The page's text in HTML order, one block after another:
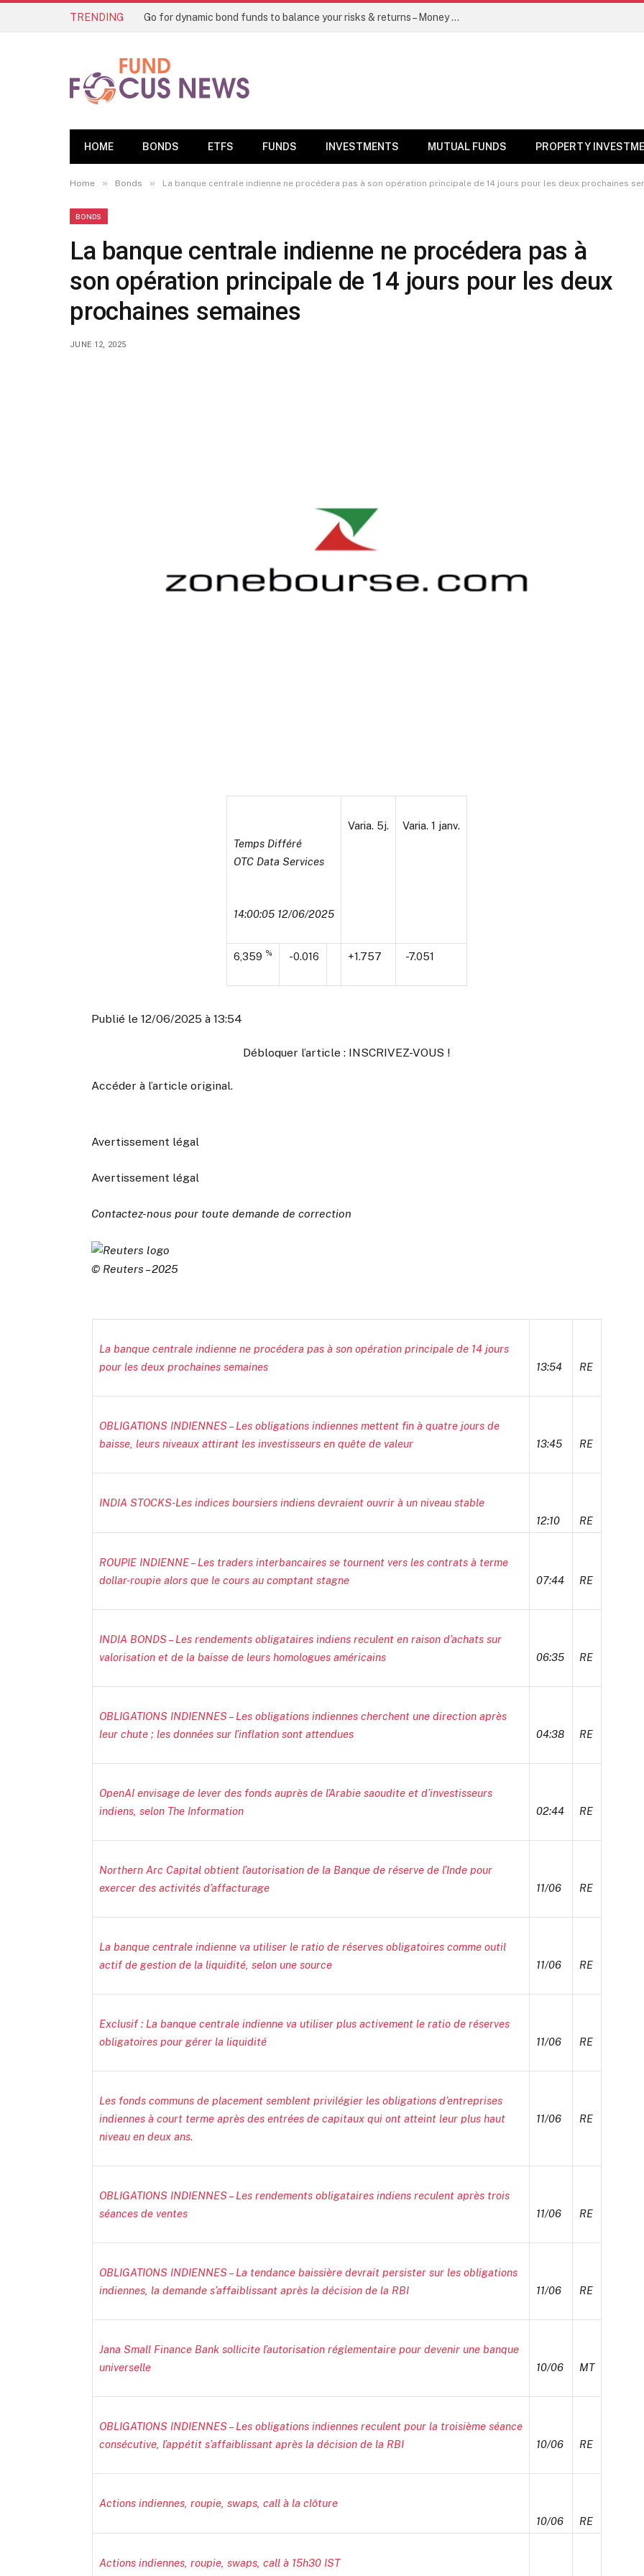
TRENDING Go for dynamic bond funds to balance your risks & returns – Money News
HOME BONDS ETFS FUNDS INVESTMENTS MUTUAL FUNDS PROPERTY
Home » Bonds » La banque centrale indienne ne procédera pas à son opération principale de 14 jours pour les deux prochaines
BONDS
La banque centrale indienne ne procédera pas à
son opération principale de 14 jours pour les deux
prochaines semaines
JUNE 12, 2025
Temps Différé
OTC Data Services
14:00:05 12/06/2025
Varia. 5j. Varia. 1 janv.
6,359 % -0.016 +1.757 -7.051
Publié le 12/06/2025 à 13:54
Débloquer l’article : INSCRIVEZ-VOUS !
Accéder à l’article original.
Avertissement légal
Avertissement légal
Contactez-nous pour toute demande de correction
© Reuters – 2025
La banque centrale indienne ne procédera pas à son opération principale de 14 jours
pour les deux prochaines semaines
13:54 RE
OBLIGATIONS INDIENNES – Les obligations indiennes mettent fin à quatre jours de
baisse, leurs niveaux attirant les investisseurs en quête de valeur
13:45 RE
INDIA STOCKS-Les indices boursiers indiens devraient ouvrir à un niveau stable
12:10
RE
ROUPIE INDIENNE – Les traders interbancaires se tournent vers les contrats à terme
dollar-roupie alors que le cours au comptant stagne
07:44 RE
INDIA BONDS – Les rendements obligataires indiens reculent en raison d’achats sur
valorisation et de la baisse de leurs homologues américains
06:35 RE
OBLIGATIONS INDIENNES – Les obligations indiennes cherchent une direction après
leur chute ; les données sur l’inflation sont attendues
04:38 RE
OpenAI envisage de lever des fonds auprès de l’Arabie saoudite et d’investisseurs
indiens, selon The Information
02:44 RE
Northern Arc Capital obtient l’autorisation de la Banque de réserve de l’Inde pour
exercer des activités d’affacturage
11/06 RE
La banque centrale indienne va utiliser le ratio de réserves obligatoires comme outil
actif de gestion de la liquidité, selon une source
11/06 RE
Exclusif : La banque centrale indienne va utiliser plus activement le ratio de réserves
obligatoires pour gérer la liquidité
11/06 RE
Les fonds communs de placement semblent privilégier les obligations d’entreprises
indiennes à court terme après des entrées de capitaux qui ont atteint leur plus haut
niveau en deux ans.
11/06 RE
OBLIGATIONS INDIENNES – Les rendements obligataires indiens reculent après trois
séances de ventes
11/06 RE
OBLIGATIONS INDIENNES – La tendance baissière devrait persister sur les obligations
indiennes, la demande s’affaiblissant après la décision de la RBI
11/06 RE
Jana Small Finance Bank sollicite l’autorisation réglementaire pour devenir une banque
universelle
10/06 MT
OBLIGATIONS INDIENNES – Les obligations indiennes reculent pour la troisième séance
consécutive, l’appétit s’affaiblissant après la décision de la RBI
10/06 RE
Actions indiennes, roupie, swaps, call à la clôture
10/06
RE
Actions indiennes, roupie, swaps, call à 15h30 IST